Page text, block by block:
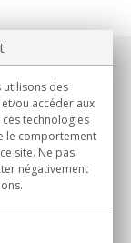
utilisons des
ou accéder aux
technologies
le comportement
site. Ne pas
négativement